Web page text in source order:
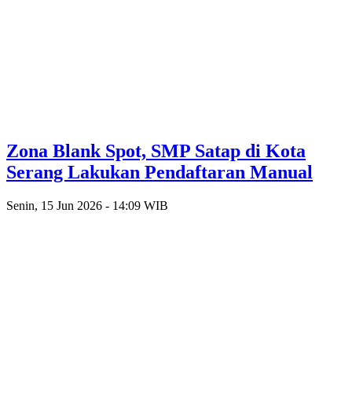
Zona Blank Spot, SMP Satap di Kota
Serang Lakukan Pendaftaran Manual
Senin, 15 Jun 2026 - 14:09 WIB